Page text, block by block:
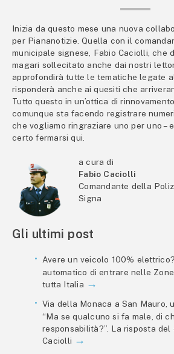
Inizia da questo mese una nuova
per Piananotizie. Quella con il
municipale signese, Fabio Caciolli, che
magari sollecitato anche dai nostri
approfondirà tutte le tematiche legate
risponderà anche ai quesiti che
Tutto questo in un’ottica di
comunque sta facendo registrare
che vogliamo ringraziare uno per uno –
certo fermarsi qui.
a cura di
Fabio Caciolli
Comandante della
Signa
Gli ultimi post
Avere un veicolo 100%
automatico di entrare nelle
tutta Italia
Via della Monaca a San Mauro,
“Ma se qualcuno si fa male, di
responsabilità?”. La risposta del
Caciolli